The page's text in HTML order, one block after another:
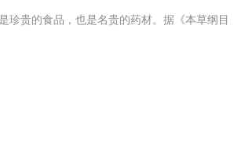
珍贵的食品，也是名贵的药材。据《本草纲目